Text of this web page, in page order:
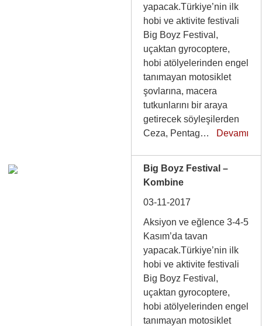
yapacak.Türkiye’nin ilk
hobi ve aktivite festivali
Big Boyz Festival,
uçaktan gyrocoptere,
hobi atölyelerinden engel
tanımayan motosiklet
şovlarına, macera
tutkunlarını bir araya
getirecek söyleşilerden
Ceza, Pentag… Devamı
Big Boyz Festival –
Kombine
03-11-2017
Aksiyon ve eğlence 3-4-5
Kasım’da tavan
yapacak.Türkiye’nin ilk
hobi ve aktivite festivali
Big Boyz Festival,
uçaktan gyrocoptere,
hobi atölyelerinden engel
tanımayan motosiklet